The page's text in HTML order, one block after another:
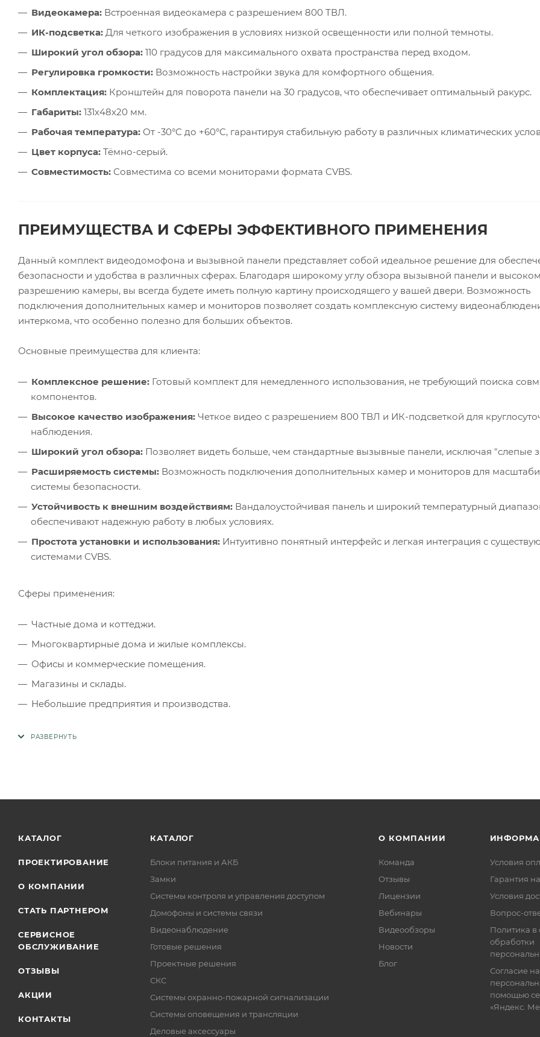
Видеокамера: Встроенная видеокамера с разрешением 800 ТВЛ.
ИК-подсветка: Для четкого изображения в условиях низкой освещенности или полной темноты.
Широкий угол обзора: 110 градусов для максимального охвата пространства перед входом.
Регулировка громкости: Возможность настройки звука для комфортного общения.
Комплектация: Кронштейн для поворота панели на 30 градусов, что обеспечивает оптимальный ракурс.
Габариты: 131х48х20 мм.
Рабочая температура: От -30°C до +60°C, гарантируя стабильную работу в различных климатических
Цвет корпуса: Тёмно-серый.
Совместимость: Совместима со всеми мониторами формата CVBS.
ПРЕИМУЩЕСТВА И СФЕРЫ ЭФФЕКТИВНОГО ПРИМЕНЕНИЯ
Данный комплект видеодомофона и вызывной панели представляет собой идеальное решение для
безопасности и удобства в различных сферах. Благодаря широкому углу обзора вызывной панели и
разрешению камеры, вы всегда будете иметь полную картину происходящего у вашей двери. Возможность
подключения дополнительных камер и мониторов позволяет создать комплексную систему
интеркома, что особенно полезно для больших объектов.
Основные преимущества для клиента:
Комплексное решение: Готовый комплект для немедленного использования, не требующий поиска
компонентов.
Высокое качество изображения: Четкое видео с разрешением 800 ТВЛ и ИК-подсветкой для
наблюдения.
Широкий угол обзора: Позволяет видеть больше, чем стандартные вызывные панели, исключая "слепые
Расширяемость системы: Возможность подключения дополнительных камер и мониторов для
системы безопасности.
Устойчивость к внешним воздействиям: Вандалоустойчивая панель и широкий температурный
обеспечивают надежную работу в любых условиях.
Простота установки и использования: Интуитивно понятный интерфейс и легкая интеграция с
системами CVBS.
Сферы применения:
Частные дома и коттеджи.
Многоквартирные дома и жилые комплексы.
Офисы и коммерческие помещения.
Магазины и склады.
Небольшие предприятия и производства.
КАТАЛОГ
ПРОЕКТИРОВАНИЕ
О КОМПАНИИ
СТАТЬ ПАРТНЕРОМ
СЕРВИСНОЕ
ОБСЛУЖИВАНИЕ
ОТЗЫВЫ
АКЦИИ
КОНТАКТЫ
КАТАЛОГ
Блоки питания и АКБ
Замки
Системы контроля и управления доступом
Домофоны и системы связи
Видеонаблюдение
Готовые решения
Проектные решения
СКС
Системы охранно-пожарной сигнализации
Системы оповещения и трансляции
Деловые аксессуары
О КОМПАНИИ
Команда
Отзывы
Лицензии
Вебинары
Видеообзоры
Новости
Блог
Условия
Гарантия
Условия
Вопрос-
Политика
обработки
Согласие
помощью
«Яндекс.